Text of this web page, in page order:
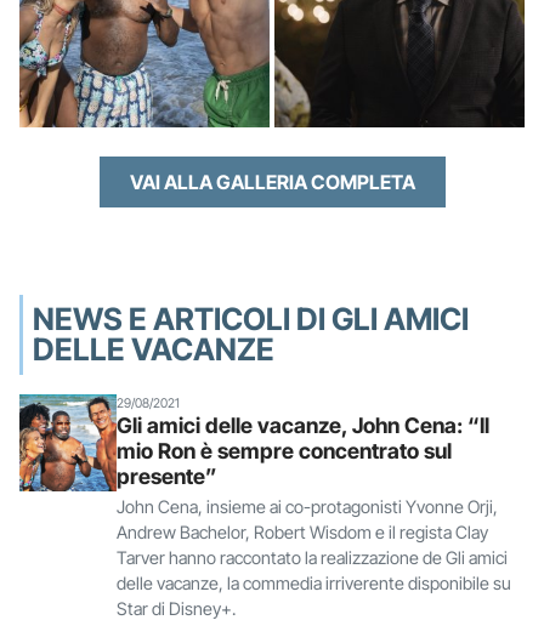
VAI ALLA GALLERIA COMPLETA
NEWS E ARTICOLI DI GLI AMICI
DELLE VACANZE
29/08/2021
Gli amici delle vacanze, John Cena: “Il
mio Ron è sempre concentrato sul
presente”
John Cena, insieme ai co-protagonisti Yvonne Orji,
Andrew Bachelor, Robert Wisdom e il regista Clay
Tarver hanno raccontato la realizzazione de Gli amici
delle vacanze, la commedia irriverente disponibile su
Star di Disney+.